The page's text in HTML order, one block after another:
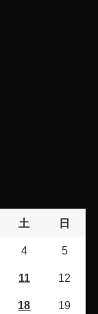
土 日
4 5
11 12
18 19